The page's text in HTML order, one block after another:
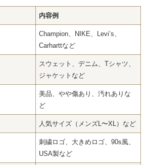
内容例
Champion、NIKE、Levi’s、
Carharttなど
スウェット、デニム、Tシャツ、
ジャケットなど
美品、やや傷あり、汚れありな
ど
人気サイズ（メンズL〜XL）など
刺繍ロゴ、大きめロゴ、90s風、
USA製など